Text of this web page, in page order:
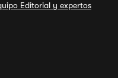
Editorial y expertos